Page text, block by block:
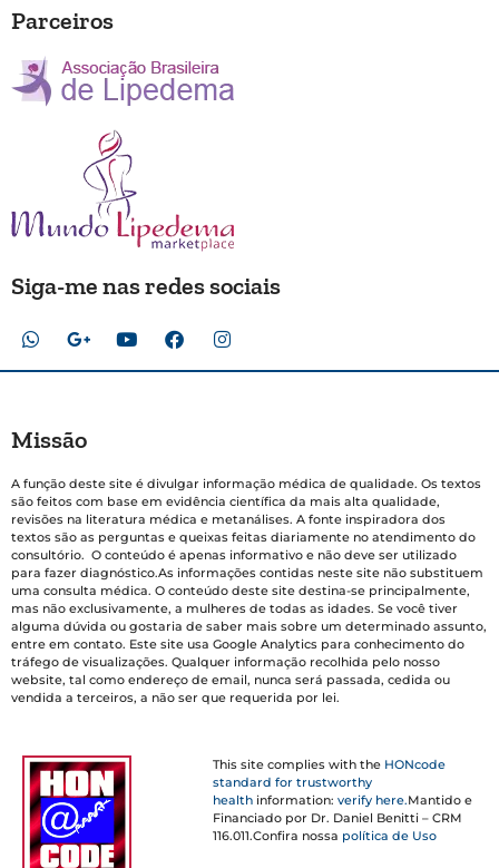
Parceiros
Siga-me nas redes sociais
Missão
A função deste site é divulgar informação médica de qualidade. Os textos
são feitos com base em evidência científica da mais alta qualidade,
revisões na literatura médica e metanálises. A fonte inspiradora dos
textos são as perguntas e queixas feitas diariamente no atendimento do
consultório. O conteúdo é apenas informativo e não deve ser utilizado
para fazer diagnóstico.As informações contidas neste site não substituem
uma consulta médica. O conteúdo deste site destina-se principalmente,
mas não exclusivamente, a mulheres de todas as idades. Se você tiver
alguma dúvida ou gostaria de saber mais sobre um determinado assunto,
entre em contato. Este site usa Google Analytics para conhecimento do
tráfego de visualizações. Qualquer informação recolhida pelo nosso
website, tal como endereço de email, nunca será passada, cedida ou
vendida a terceiros, a não ser que requerida por lei.
This site complies with the HONcode
standard for trustworthy
health information:verify here.Mantido e
Financiado por Dr. Daniel Benitti – CRM
116.011.Confira nossa política de Uso